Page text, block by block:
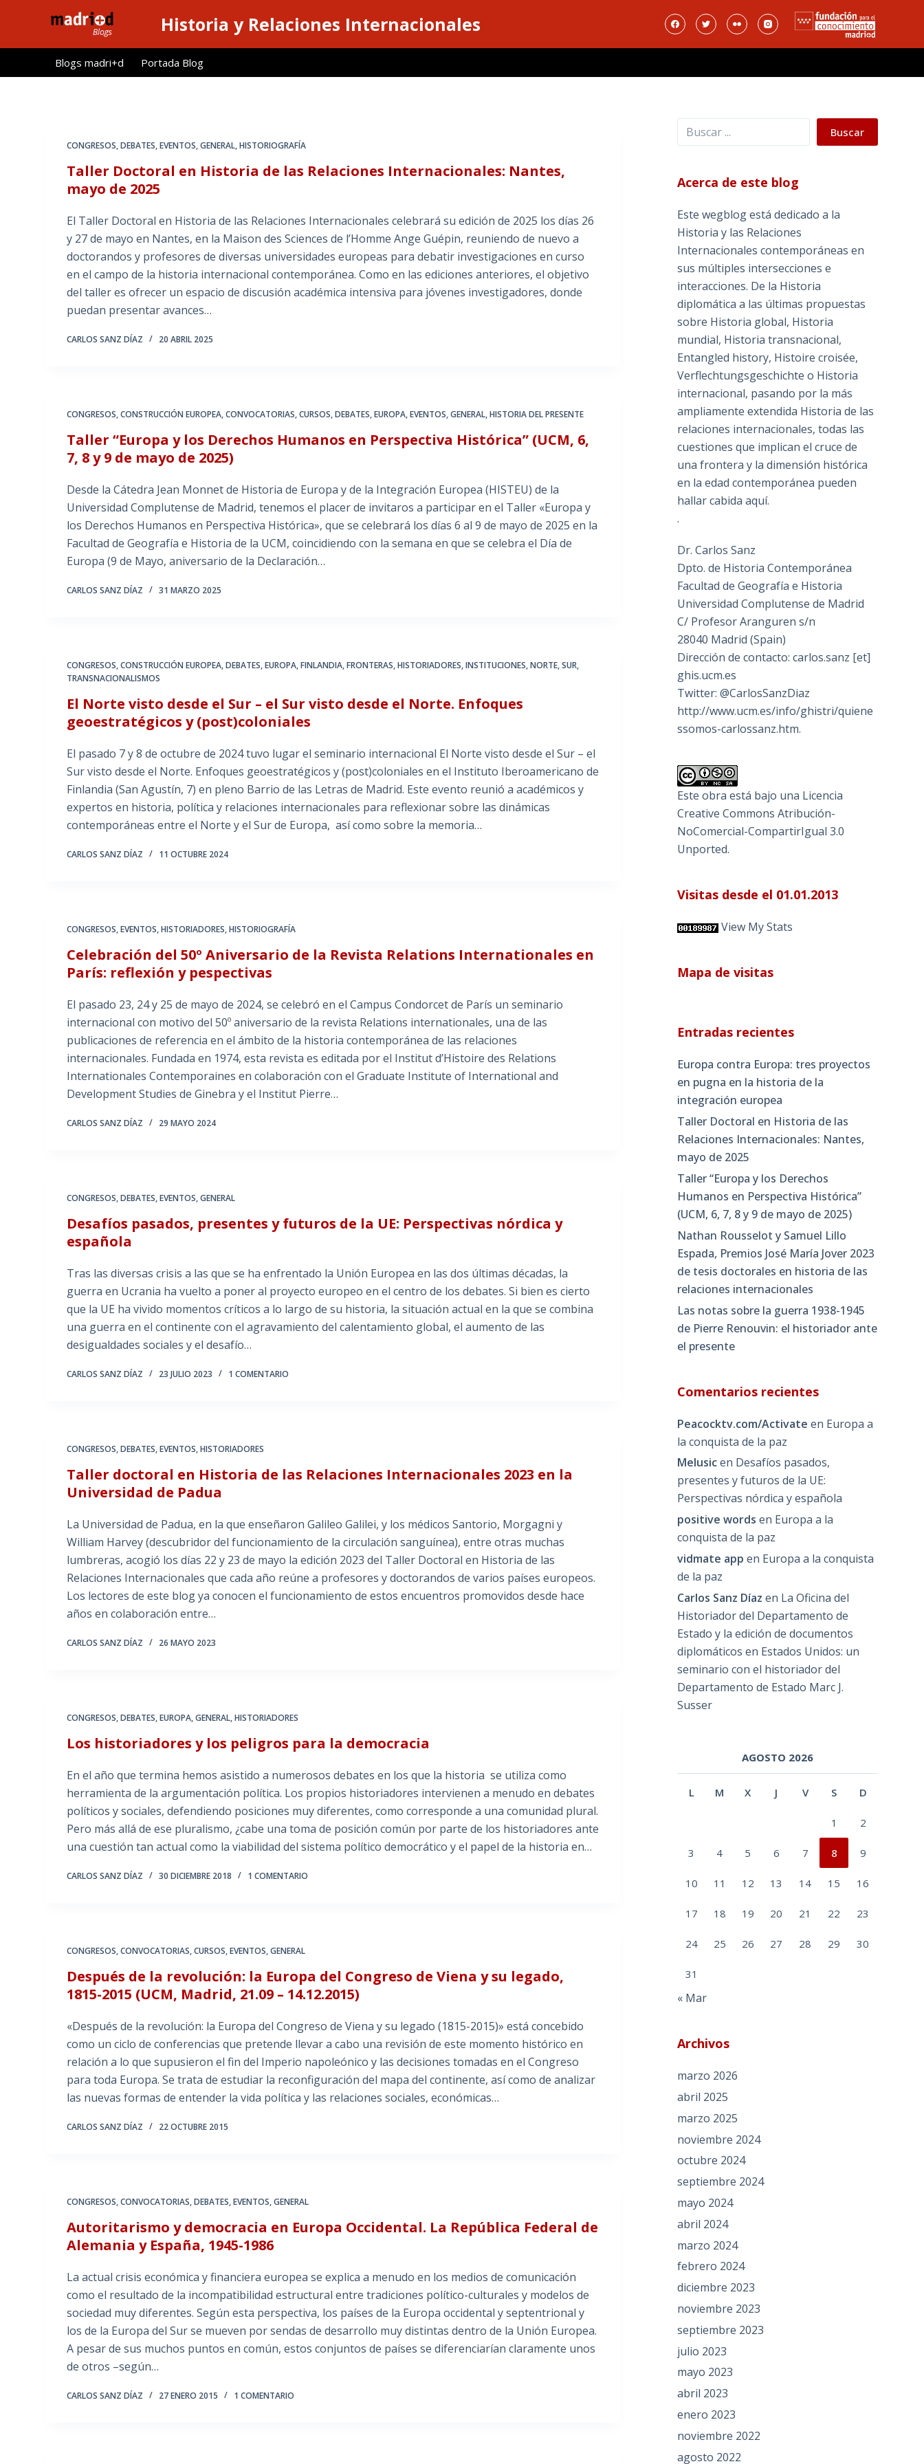
l
Historia y Relaciones Internacionales
Blogs madri+d Portada Blog
CONGRESOS,DEBATES,EVENTOS,GENERAL,HISTORIOGRAFÍA
Taller Doctoral en Historia de las Relaciones Internacionales: Nantes,
mayo de 2025
El Taller Doctoral en Historia de las Relaciones Internacionales celebrará su edición de 2025 los días 26
y 27 de mayo en Nantes, en la Maison des Sciences de l’Homme Ange Guépin, reuniendo de nuevo a
doctorandos y profesores de diversas universidades europeas para debatir investigaciones en curso
en el campo de la historia internacional contemporánea. Como en las ediciones anteriores, el objetivo
del taller es ofrecer un espacio de discusión académica intensiva para jóvenes investigadores, donde
puedan presentar avances…
CARLOS SANZ DÍAZ 20 ABRIL 2025
CONGRESOS,CONSTRUCCIÓN EUROPEA,CONVOCATORIAS,CURSOS,DEBATES,EUROPA,EVENTOS,GENERAL,HISTORIA DEL PRESENTE
Taller “Europa y los Derechos Humanos en Perspectiva Histórica” (UCM, 6,
7, 8 y 9 de mayo de 2025)
Desde la Cátedra Jean Monnet de Historia de Europa y de la Integración Europea (HISTEU) de la
Universidad Complutense de Madrid, tenemos el placer de invitaros a participar en el Taller «Europa y
los Derechos Humanos en Perspectiva Histórica», que se celebrará los días 6 al 9 de mayo de 2025 en la
Facultad de Geografía e Historia de la UCM, coincidiendo con la semana en que se celebra el Día de
Europa (9 de Mayo, aniversario de la Declaración…
CARLOS SANZ DÍAZ 31 MARZO 2025
CONGRESOS,CONSTRUCCIÓN EUROPEA,DEBATES,EUROPA,FINLANDIA,FRONTERAS,HISTORIADORES,INSTITUCIONES,NORTE,SUR,
TRANSNACIONALISMOS
El Norte visto desde el Sur – el Sur visto desde el Norte. Enfoques
geoestratégicos y (post)coloniales
El pasado 7 y 8 de octubre de 2024 tuvo lugar el seminario internacional El Norte visto desde el Sur – el
Sur visto desde el Norte. Enfoques geoestratégicos y (post)coloniales en el Instituto Iberoamericano de
Finlandia (San Agustín, 7) en pleno Barrio de las Letras de Madrid. Este evento reunió a académicos y
expertos en historia, política y relaciones internacionales para reflexionar sobre las dinámicas
contemporáneas entre el Norte y el Sur de Europa, así como sobre la memoria…
CARLOS SANZ DÍAZ 11 OCTUBRE 2024
CONGRESOS,EVENTOS,HISTORIADORES,HISTORIOGRAFÍA
Celebración del 50º Aniversario de la Revista Relations Internationales en
París: reflexión y pespectivas
El pasado 23, 24 y 25 de mayo de 2024, se celebró en el Campus Condorcet de París un seminario
internacional con motivo del 50º aniversario de la revista Relations internationales, una de las
publicaciones de referencia en el ámbito de la historia contemporánea de las relaciones
internacionales. Fundada en 1974, esta revista es editada por el Institut d’Histoire des Relations
Internationales Contemporaines en colaboración con el Graduate Institute of International and
Development Studies de Ginebra y el Institut Pierre…
CARLOS SANZ DÍAZ 29 MAYO 2024
CONGRESOS,DEBATES,EVENTOS,GENERAL
Desafíos pasados, presentes y futuros de la UE: Perspectivas nórdica y
española
Tras las diversas crisis a las que se ha enfrentado la Unión Europea en las dos últimas décadas, la
guerra en Ucrania ha vuelto a poner al proyecto europeo en el centro de los debates. Si bien es cierto
que la UE ha vivido momentos críticos a lo largo de su historia, la situación actual en la que se combina
una guerra en el continente con el agravamiento del calentamiento global, el aumento de las
desigualdades sociales y el desafío…
CARLOS SANZ DÍAZ 23 JULIO 2023 1 COMENTARIO
CONGRESOS,DEBATES,EVENTOS,HISTORIADORES
Taller doctoral en Historia de las Relaciones Internacionales 2023 en la
Universidad de Padua
La Universidad de Padua, en la que enseñaron Galileo Galilei, y los médicos Santorio, Morgagni y
William Harvey (descubridor del funcionamiento de la circulación sanguínea), entre otras muchas
lumbreras, acogió los días 22 y 23 de mayo la edición 2023 del Taller Doctoral en Historia de las
Relaciones Internacionales que cada año reúne a profesores y doctorandos de varios países europeos.
Los lectores de este blog ya conocen el funcionamiento de estos encuentros promovidos desde hace
años en colaboración entre…
CARLOS SANZ DÍAZ 26 MAYO 2023
CONGRESOS,DEBATES,EUROPA,GENERAL,HISTORIADORES
Los historiadores y los peligros para la democracia
En el año que termina hemos asistido a numerosos debates en los que la historia se utiliza como
herramienta de la argumentación política. Los propios historiadores intervienen a menudo en debates
políticos y sociales, defendiendo posiciones muy diferentes, como corresponde a una comunidad plural.
Pero más allá de ese pluralismo, ¿cabe una toma de posición común por parte de los historiadores ante
una cuestión tan actual como la viabilidad del sistema político democrático y el papel de la historia en…
CARLOS SANZ DÍAZ 30 DICIEMBRE 2018 1 COMENTARIO
CONGRESOS,CONVOCATORIAS,CURSOS,EVENTOS,GENERAL
Después de la revolución: la Europa del Congreso de Viena y su legado,
1815-2015 (UCM, Madrid, 21.09 – 14.12.2015)
«Después de la revolución: la Europa del Congreso de Viena y su legado (1815-2015)» está concebido
como un ciclo de conferencias que pretende llevar a cabo una revisión de este momento histórico en
relación a lo que supusieron el fin del Imperio napoleónico y las decisiones tomadas en el Congreso
para toda Europa. Se trata de estudiar la reconfiguración del mapa del continente, así como de analizar
las nuevas formas de entender la vida política y las relaciones sociales, económicas…
CARLOS SANZ DÍAZ 22 OCTUBRE 2015
CONGRESOS,CONVOCATORIAS,DEBATES,EVENTOS,GENERAL
Autoritarismo y democracia en Europa Occidental. La República Federal de
Alemania y España, 1945-1986
La actual crisis económica y financiera europea se explica a menudo en los medios de comunicación
como el resultado de la incompatibilidad estructural entre tradiciones político-culturales y modelos de
sociedad muy diferentes. Según esta perspectiva, los países de la Europa occidental y septentrional y
los de la Europa del Sur se mueven por sendas de desarrollo muy distintas dentro de la Unión Europea.
A pesar de sus muchos puntos en común, estos conjuntos de países se diferenciarían claramente unos
de otros –según…
CARLOS SANZ DÍAZ 27 ENERO 2015 1 COMENTARIO
Buscar Buscar
Acerca de este blog
Este wegblog está dedicado a la
Historia y las Relaciones
Internacionales contemporáneas en
sus múltiples intersecciones e
interacciones. De la Historia
diplomática a las últimas propuestas
sobre Historia global, Historia
mundial, Historia transnacional,
Entangled history, Histoire croisée,
Verflechtungsgeschichte o Historia
internacional, pasando por la más
ampliamente extendida Historia de las
relaciones internacionales, todas las
cuestiones que implican el cruce de
una frontera y la dimensión histórica
en la edad contemporánea pueden
hallar cabida aquí.
.
Dr. Carlos Sanz
Dpto. de Historia Contemporánea
Facultad de Geografía e Historia
Universidad Complutense de Madrid
C/ Profesor Aranguren s/n
28040 Madrid (Spain)
Dirección de contacto: carlos.sanz [et]
ghis.ucm.es
Twitter: @CarlosSanzDiaz
http://www.ucm.es/info/ghistri/quiene
ssomos-carlossanz.htm.
Este obra está bajo una Licencia
Creative Commons Atribución-
NoComercial-CompartirIgual 3.0
Unported.
Visitas desde el 01.01.2013
View My Stats
Mapa de visitas
Entradas recientes
Europa contra Europa: tres proyectos
en pugna en la historia de la
integración europea
Taller Doctoral en Historia de las
Relaciones Internacionales: Nantes,
mayo de 2025
Taller “Europa y los Derechos
Humanos en Perspectiva Histórica”
(UCM, 6, 7, 8 y 9 de mayo de 2025)
Nathan Rousselot y Samuel Lillo
Espada, Premios José María Jover 2023
de tesis doctorales en historia de las
relaciones internacionales
Las notas sobre la guerra 1938-1945
de Pierre Renouvin: el historiador ante
el presente
Comentarios recientes
Peacocktv.com/Activate en Europa a
la conquista de la paz
Melusicen Desafíos pasados,
presentes y futuros de la UE:
Perspectivas nórdica y española
positive words en Europa a la
conquista de la paz
vidmate app en Europa a la conquista
de la paz
Carlos Sanz Díaz en La Oficina del
Historiador del Departamento de
Estado y la edición de documentos
diplomáticos en Estados Unidos: un
seminario con el historiador del
Departamento de Estado Marc J.
Susser
AGOSTO 2026
L M X J V S D
1 2
3 4 5 6 7 8 9
10 11 12 13 14 15 16
17 18 19 20 21 22 23
24 25 26 27 28 29 30
31
« Mar
Archivos
marzo 2026
abril 2025
marzo 2025
noviembre 2024
octubre 2024
septiembre 2024
mayo 2024
abril 2024
marzo 2024
febrero 2024
diciembre 2023
noviembre 2023
septiembre 2023
julio 2023
mayo 2023
abril 2023
enero 2023
noviembre 2022
agosto 2022